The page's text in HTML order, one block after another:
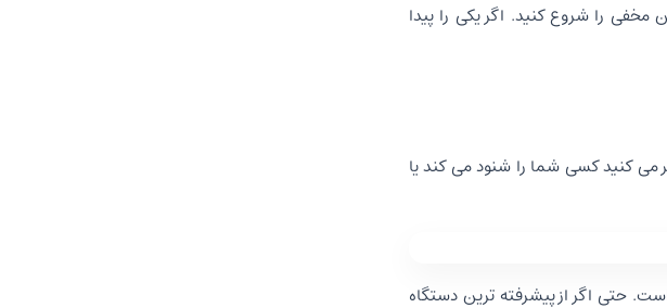
را شروع کنید. اگر یکی را پیدا
می کنید کسی شما را شنود می کند یا
حتی اگر از پیشرفته ترین دستگاه